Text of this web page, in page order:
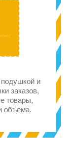
подушкой и
заказов,
товары,
объема.